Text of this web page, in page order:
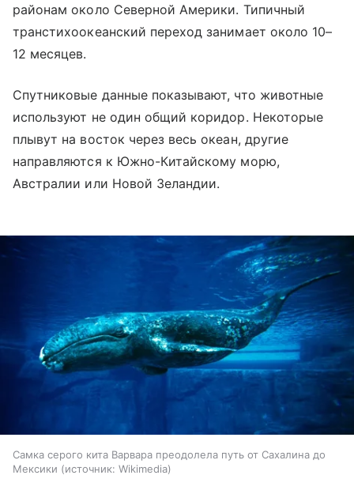
районам около Северной Америки. Типичный
транстихоокеанский переход занимает около 10–
12 месяцев.
Спутниковые данные показывают, что животные
используют не один общий коридор. Некоторые
плывут на восток через весь океан, другие
направляются к Южно-Китайскому морю,
Австралии или Новой Зеландии.
Самка серого кита Варвара преодолела путь от Сахалина до
Мексики
источник: Wikimedia